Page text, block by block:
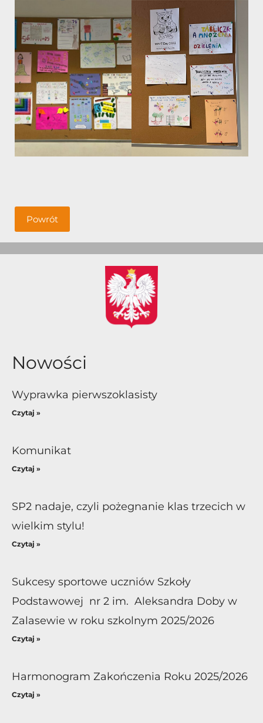
Powrót
Nowości
Wyprawka pierwszoklasisty
Czytaj »
Komunikat
Czytaj »
SP2 nadaje, czyli pożegnanie klas trzecich w
wielkim stylu!
Czytaj »
Sukcesy sportowe uczniów Szkoły
Podstawowej nr 2 im. Aleksandra Doby w
Zalasewie w roku szkolnym 2025/2026
Czytaj »
Harmonogram Zakończenia Roku 2025/2026
Czytaj »